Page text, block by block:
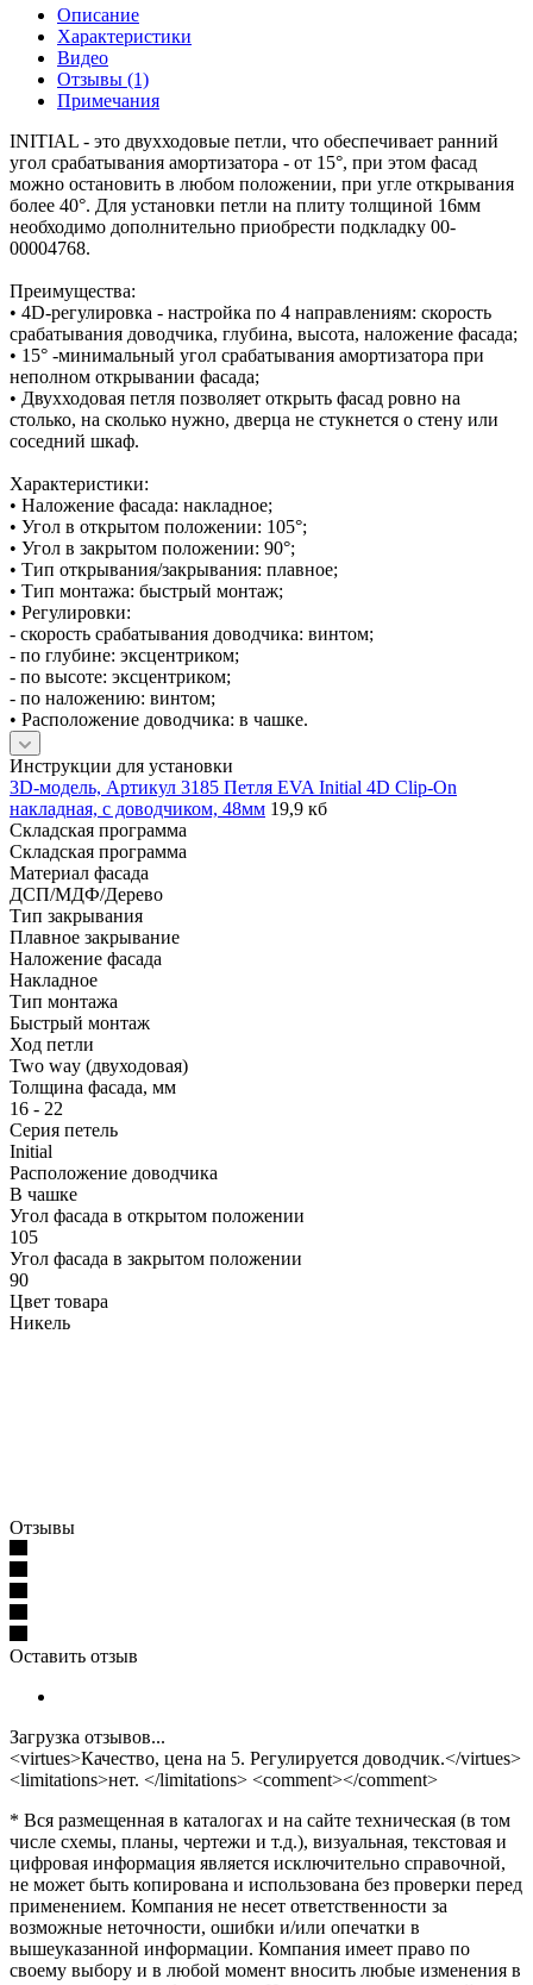
Описание
Характеристики
Видео
Отзывы (1)
Примечания
INITIAL - это двухходовые петли, что обеспечивает ранний
угол срабатывания амортизатора - от 15°, при этом фасад
можно остановить в любом положении, при угле открывания
более 40°. Для установки петли на плиту толщиной 16мм
необходимо дополнительно приобрести подкладку 00-
00004768.
Преимущества:
• 4D-регулировка - настройка по 4 направлениям: скорость
срабатывания доводчика, глубина, высота, наложение фасада;
• 15° -минимальный угол срабатывания амортизатора при
неполном открывании фасада;
• Двухходовая петля позволяет открыть фасад ровно на
столько, на сколько нужно, дверца не стукнется о стену или
соседний шкаф.
Характеристики:
• Наложение фасада: накладное;
• Угол в открытом положении: 105°;
• Угол в закрытом положении: 90°;
• Тип открывания/закрывания: плавное;
• Тип монтажа: быстрый монтаж;
• Регулировки:
- скорость срабатывания доводчика: винтом;
- по глубине: эксцентриком;
- по высоте: эксцентриком;
- по наложению: винтом;
• Расположение доводчика: в чашке.
Инструкции для установки
3D-модель, Артикул 3185 Петля EVA Initial 4D Clip-On
накладная, с доводчиком, 48мм 19,9 кб
Складская программа
Складская программа
Материал фасада
ДСП/МДФ/Дерево
Тип закрывания
Плавное закрывание
Наложение фасада
Накладное
Тип монтажа
Быстрый монтаж
Ход петли
Two way (двуходовая)
Толщина фасада, мм
16 - 22
Серия петель
Initial
Расположение доводчика
В чашке
Угол фасада в открытом положении
105
Угол фасада в закрытом положении
90
Цвет товара
Никель
Отзывы
Оставить отзыв
Загрузка отзывов...
<virtues>Качество, цена на 5. Регулируется доводчик.</virtues>
<limitations>нет. </limitations> <comment></comment>
* Вся размещенная в каталогах и на сайте техническая (в том
числе схемы, планы, чертежи и т.д.), визуальная, текстовая и
цифровая информация является исключительно справочной,
не может быть копирована и использована без проверки перед
применением. Компания не несет ответственности за
возможные неточности, ошибки и/или опечатки в
вышеуказанной информации. Компания имеет право по
своему выбору и в любой момент вносить любые изменения в